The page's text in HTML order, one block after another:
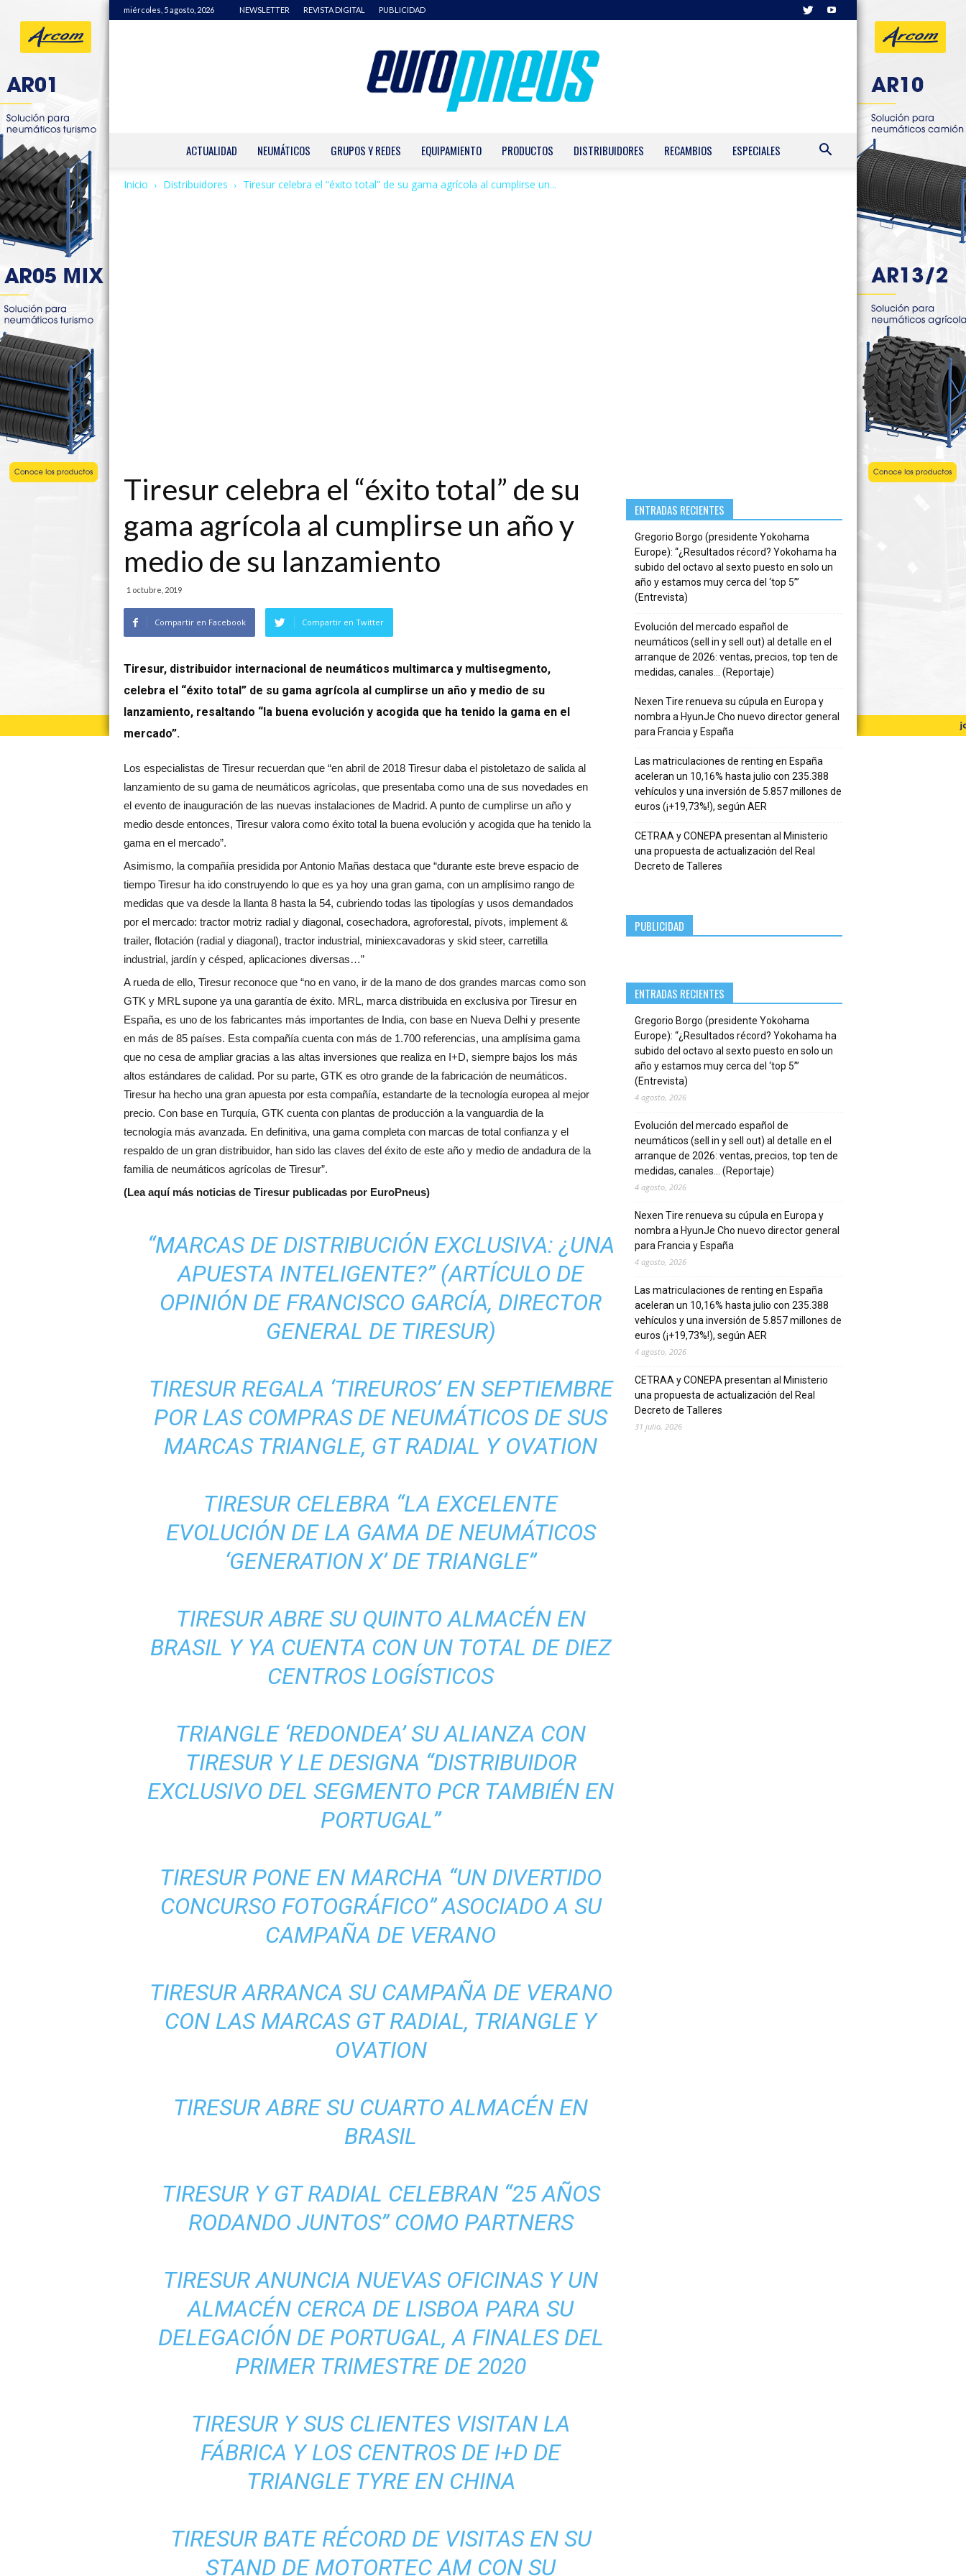
miércoles, 5 agosto, 2026 NEWSLETTER REVISTA DIGITAL PUBLICIDAD
Europneus
ACTUALIDAD NEUMÁTICOS GRUPOS Y REDES EQUIPAMIENTO PRODUCTOS DISTRIBUIDORES RECAMBIOS ESPECIALES
Inicio Distribuidores Tiresur celebra el “éxito total” de su gama agrícola al cumplirse un...
Tiresur celebra el “éxito total” de su
gama agrícola al cumplirse un año y
medio de su lanzamiento
1 octubre, 2019
Compartir en Facebook Compartir en Twitter
Tiresur, distribuidor internacional de neumáticos multimarca y multisegmento,
celebra el “éxito total” de su gama agrícola al cumplirse un año y medio de su
lanzamiento, resaltando “la buena evolución y acogida que ha tenido la gama en el
mercado”.
Los especialistas de Tiresur recuerdan que “en abril de 2018 Tiresur daba el pistoletazo de salida al
lanzamiento de su gama de neumáticos agrícolas, que presentaba como una de sus novedades en
el evento de inauguración de las nuevas instalaciones de Madrid. A punto de cumplirse un año y
medio desde entonces, Tiresur valora como éxito total la buena evolución y acogida que ha tenido la
gama en el mercado”.
Asimismo, la compañía presidida por Antonio Mañas destaca que “durante este breve espacio de
tiempo Tiresur ha ido construyendo lo que es ya hoy una gran gama, con un amplísimo rango de
medidas que va desde la llanta 8 hasta la 54, cubriendo todas las tipologías y usos demandados
por el mercado: tractor motriz radial y diagonal, cosechadora, agroforestal, pívots, implement &
trailer, flotación (radial y diagonal), tractor industrial, miniexcavadoras y skid steer, carretilla
industrial, jardín y césped, aplicaciones diversas…”
A rueda de ello, Tiresur reconoce que “no en vano, ir de la mano de dos grandes marcas como son
GTK y MRL supone ya una garantía de éxito. MRL, marca distribuida en exclusiva por Tiresur en
España, es uno de los fabricantes más importantes de India, con base en Nueva Delhi y presente
en más de 85 países. Esta compañía cuenta con más de 1.700 referencias, una amplísima gama
que no cesa de ampliar gracias a las altas inversiones que realiza en I+D, siempre bajos los más
altos estándares de calidad. Por su parte, GTK es otro grande de la fabricación de neumáticos.
Tiresur ha hecho una gran apuesta por esta compañía, estandarte de la tecnología europea al mejor
precio. Con base en Turquía, GTK cuenta con plantas de producción a la vanguardia de la
tecnología más avanzada. En definitiva, una gama completa con marcas de total confianza y el
respaldo de un gran distribuidor, han sido las claves del éxito de este año y medio de andadura de la
familia de neumáticos agrícolas de Tiresur”.
(Lea aquí más noticias de Tiresur publicadas por EuroPneus)
“MARCAS DE DISTRIBUCIÓN EXCLUSIVA: ¿UNA
APUESTA INTELIGENTE?” (ARTÍCULO DE
OPINIÓN DE FRANCISCO GARCÍA, DIRECTOR
GENERAL DE TIRESUR)
TIRESUR REGALA ‘TIREUROS’ EN SEPTIEMBRE
POR LAS COMPRAS DE NEUMÁTICOS DE SUS
MARCAS TRIANGLE, GT RADIAL Y OVATION
TIRESUR CELEBRA “LA EXCELENTE
EVOLUCIÓN DE LA GAMA DE NEUMÁTICOS
‘GENERATION X’ DE TRIANGLE”
TIRESUR ABRE SU QUINTO ALMACÉN EN
BRASIL Y YA CUENTA CON UN TOTAL DE DIEZ
CENTROS LOGÍSTICOS
TRIANGLE ‘REDONDEA’ SU ALIANZA CON
TIRESUR Y LE DESIGNA “DISTRIBUIDOR
EXCLUSIVO DEL SEGMENTO PCR TAMBIÉN EN
PORTUGAL”
TIRESUR PONE EN MARCHA “UN DIVERTIDO
CONCURSO FOTOGRÁFICO” ASOCIADO A SU
CAMPAÑA DE VERANO
TIRESUR ARRANCA SU CAMPAÑA DE VERANO
CON LAS MARCAS GT RADIAL, TRIANGLE Y
OVATION
TIRESUR ABRE SU CUARTO ALMACÉN EN
BRASIL
TIRESUR Y GT RADIAL CELEBRAN “25 AÑOS
RODANDO JUNTOS” COMO PARTNERS
TIRESUR ANUNCIA NUEVAS OFICINAS Y UN
ALMACÉN CERCA DE LISBOA PARA SU
DELEGACIÓN DE PORTUGAL, A FINALES DEL
PRIMER TRIMESTRE DE 2020
TIRESUR Y SUS CLIENTES VISITAN LA
FÁBRICA Y LOS CENTROS DE I+D DE
TRIANGLE TYRE EN CHINA
TIRESUR BATE RÉCORD DE VISITAS EN SU
STAND DE MOTORTEC AM CON SU
ENTRADAS RECIENTES
Gregorio Borgo (presidente Yokohama
Europe): “¿Resultados récord? Yokohama ha
subido del octavo al sexto puesto en solo un
año y estamos muy cerca del ‘top 5’”
(Entrevista)
Evolución del mercado español de
neumáticos (sell in y sell out) al detalle en el
arranque de 2026: ventas, precios, top ten de
medidas, canales… (Reportaje)
Nexen Tire renueva su cúpula en Europa y
nombra a HyunJe Cho nuevo director general
para Francia y España
Las matriculaciones de renting en España
aceleran un 10,16% hasta julio con 235.388
vehículos y una inversión de 5.857 millones de
euros (¡+19,73%!), según AER
CETRAA y CONEPA presentan al Ministerio
una propuesta de actualización del Real
Decreto de Talleres
PUBLICIDAD
ENTRADAS RECIENTES
Gregorio Borgo (presidente Yokohama
Europe): “¿Resultados récord? Yokohama ha
subido del octavo al sexto puesto en solo un
año y estamos muy cerca del ‘top 5’”
(Entrevista)
4 agosto, 2026
Evolución del mercado español de
neumáticos (sell in y sell out) al detalle en el
arranque de 2026: ventas, precios, top ten de
medidas, canales… (Reportaje)
4 agosto, 2026
Nexen Tire renueva su cúpula en Europa y
nombra a HyunJe Cho nuevo director general
para Francia y España
4 agosto, 2026
Las matriculaciones de renting en España
aceleran un 10,16% hasta julio con 235.388
vehículos y una inversión de 5.857 millones de
euros (¡+19,73%!), según AER
4 agosto, 2026
CETRAA y CONEPA presentan al Ministerio
una propuesta de actualización del Real
Decreto de Talleres
31 julio, 2026